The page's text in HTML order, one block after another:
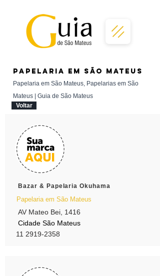
PAPELARIA em São Mateus
Papelaria em São Mateus, Papelarias em São
Mateus | Guia de São Mateus
Voltar
Bazar & Papelaria Okuhama
Papelaria em São Mateus
AV Mateo Bei, 1416
Cidade São Mateus
11 2919-2358